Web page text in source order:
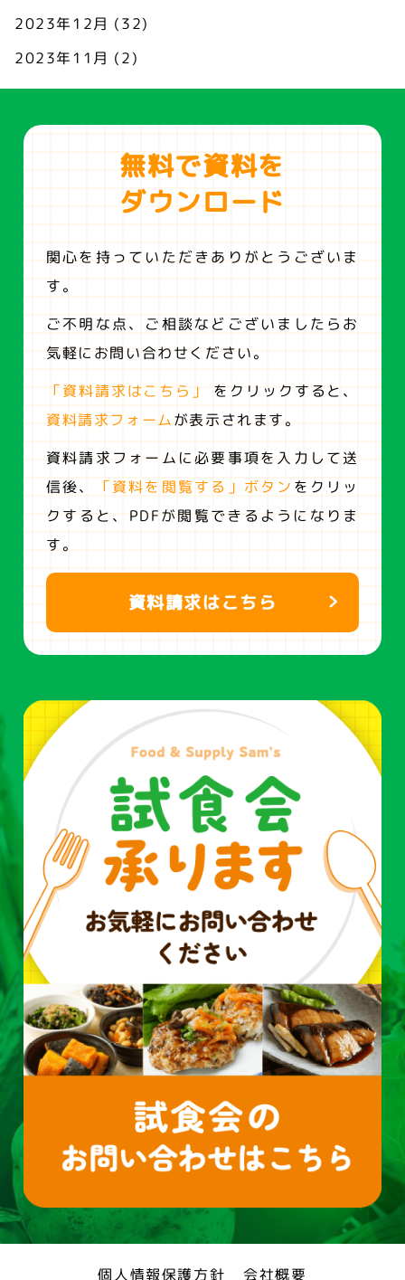
2023年12月 (32)
2023年11月 (2)
無料で資料を
ダウンロード
関心を持っていただきありがとうございま
す。
ご不明な点、ご相談などございましたらお
気軽にお問い合わせください。
「資料請求はこちら」
をクリックすると、
資料請求フォームが表示されます。
資料請求フォームに必要事項を入力して送
信後、
「資料を閲覧する」ボタン をクリッ
クすると、 PDFが閲覧できるようになりま
す。
資料請求はこちら
個人情報保護方針 会社概要